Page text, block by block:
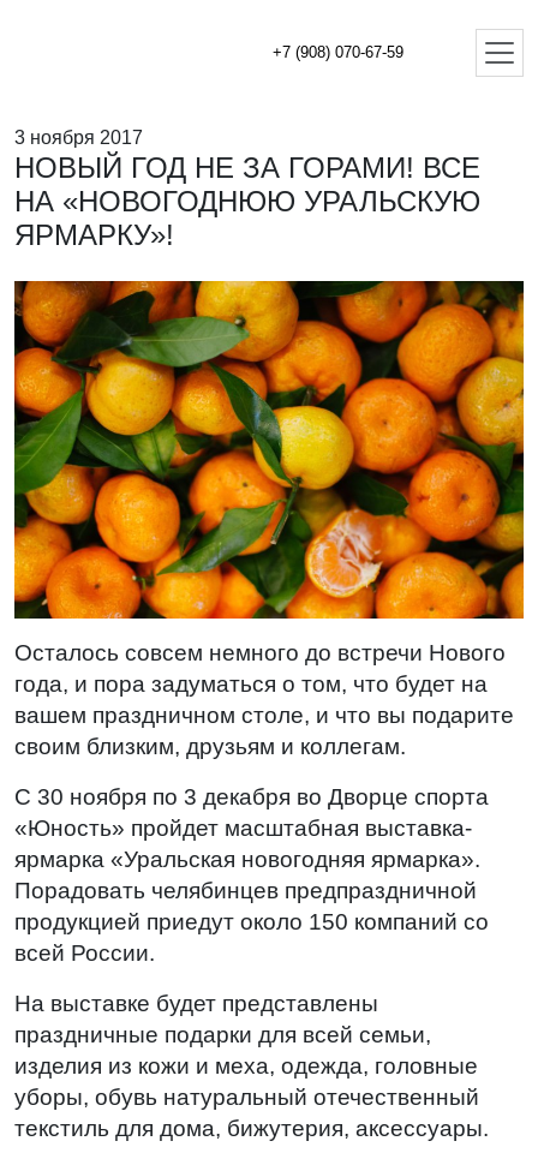
+7 (908) 070-67-59
3 ноября 2017
НОВЫЙ ГОД НЕ ЗА ГОРАМИ! ВСЕ
НА «НОВОГОДНЮЮ УРАЛЬСКУЮ
ЯРМАРКУ»!
Осталось совсем немного до встречи Нового
года, и пора задуматься о том, что будет на
вашем праздничном столе, и что вы подарите
своим близким, друзьям и коллегам.
С 30 ноября по 3 декабря во Дворце спорта
«Юность» пройдет масштабная выставка-
ярмарка «Уральская новогодняя ярмарка».
Порадовать челябинцев предпраздничной
продукцией приедут около 150 компаний со
всей России.
На выставке будет представлены
праздничные подарки для всей семьи,
изделия из кожи и меха, одежда, головные
уборы, обувь натуральный отечественный
текстиль для дома, бижутерия, аксессуары.